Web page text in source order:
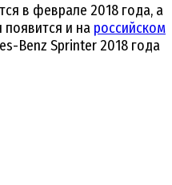
в феврале 2018 года, а
и на российском
Benz Sprinter 2018 года